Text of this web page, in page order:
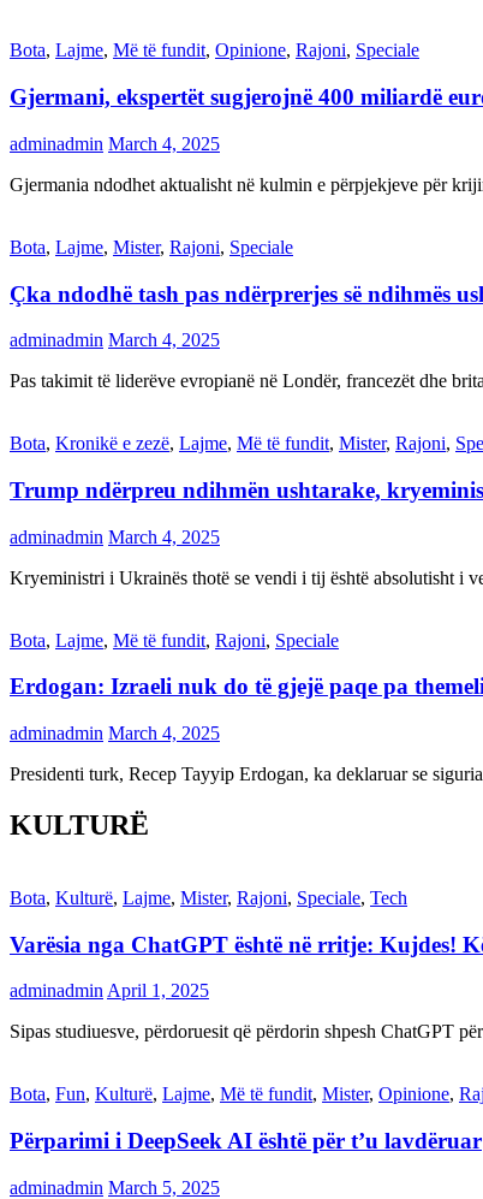
Bota, Lajme, Më të fundit, Opinione, Rajoni, Speciale
Gjermani, ekspertët sugjerojnë 400 miliardë
adminadmin March 4, 2025
Gjermania ndodhet aktualisht në kulmin e përpjekjeve për
Bota, Lajme, Mister, Rajoni, Speciale
Çka ndodhë tash pas ndërprerjes së ndihmës
adminadmin March 4, 2025
Pas takimit të liderëve evropianë në Londër, francezët dhe
Bota, Kronikë e zezë, Lajme, Më të fundit, Mister, Rajoni,
Trump ndërpreu ndihmën ushtarake,
adminadmin March 4, 2025
Kryeministri i Ukrainës thotë se vendi i tij është absolutisht i
Bota, Lajme, Më të fundit, Rajoni, Speciale
Erdogan: Izraeli nuk do të gjejë paqe pa
adminadmin March 4, 2025
Presidenti turk, Recep Tayyip Erdogan, ka deklaruar se
KULTURË
Bota, Kulturë, Lajme, Mister, Rajoni, Speciale, Tech
Varësia nga ChatGPT është në rritje: Kujdes!
adminadmin April 1, 2025
Sipas studiuesve, përdoruesit që përdorin shpesh ChatGPT
Bota, Fun, Kulturë, Lajme, Më të fundit, Mister, Opinione,
Përparimi i DeepSeek AI është për t’u lavdëruar
adminadmin March 5, 2025